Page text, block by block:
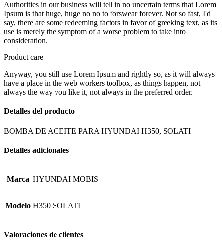
Authorities in our business will tell in no uncertain terms that Lorem
Ipsum is that huge, huge no no to forswear forever. Not so fast, I'd
say, there are some redeeming factors in favor of greeking text, as its
use is merely the symptom of a worse problem to take into
consideration.
Product care
Anyway, you still use Lorem Ipsum and rightly so, as it will always
have a place in the web workers toolbox, as things happen, not
always the way you like it, not always in the preferred order.
Detalles del producto
BOMBA DE ACEITE PARA HYUNDAI H350, SOLATI
Detalles adicionales
Marca HYUNDAI MOBIS
Modelo H350 SOLATI
Valoraciones de clientes